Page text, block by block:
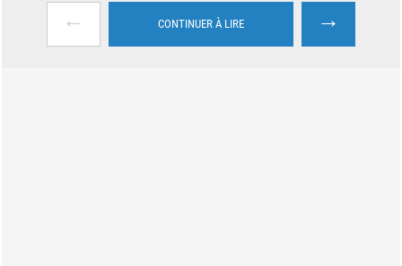
← CONTINUER À LIRE →